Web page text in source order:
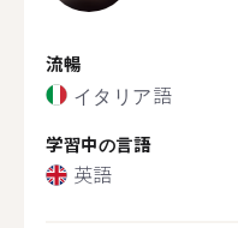
流暢
イタリア語
学習中の言語
英語